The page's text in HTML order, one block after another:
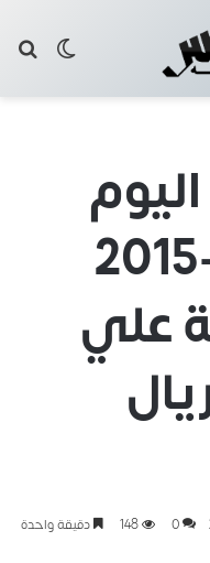
السبت 19-12-2015
علي
0
148 دقيقة واحدة